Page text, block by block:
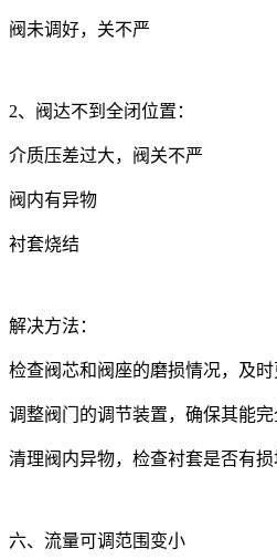
阀未调好，关不严
2、阀达不到全闭位置：
介质压差过大，阀关不严
阀内有异物
衬套烧结
解决方法：
检查阀芯和阀座的磨损情况，及时
调整阀门的调节装置，确保其能完
清理阀内异物，检查衬套是否有损
六、流量可调范围变小